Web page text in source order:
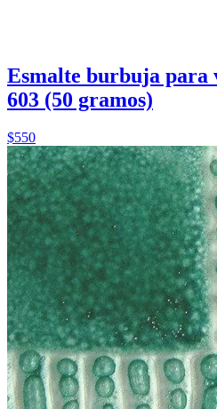
Esmalte burbuja
603 (50 gramos)
$550